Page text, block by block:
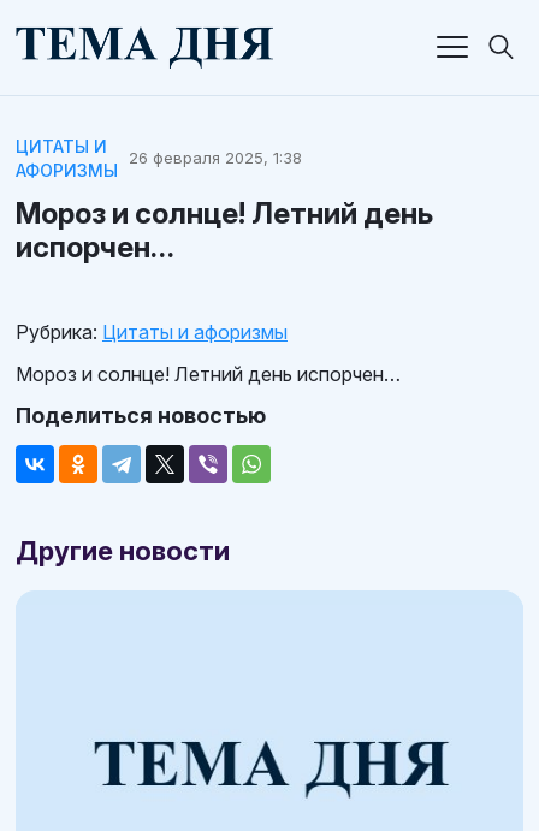
ЦИТАТЫ И
АФОРИЗМЫ
26 февраля 2025, 1:38
Мороз и солнце! Летний день
испорчен…
Рубрика: Цитаты и афоризмы
Мороз и солнце! Летний день испорчен…
Поделиться новостью
Другие новости